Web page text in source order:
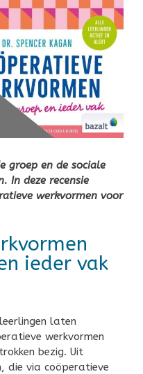
groep en de sociale
In deze recensie
werkvormen voor
ieder vak
laten
werkvormen
bezig. Uit
die via coöperatieve